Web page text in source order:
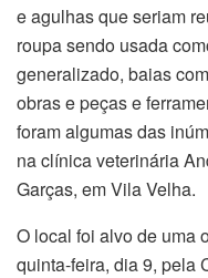
e agulhas que seriam
roupa sendo usada
generalizado, baias
obras e peças e
foram algumas das
na clínica veterinária
Garças, em Vila Velha.
O local foi alvo de uma
quinta-feira, dia 9, pela